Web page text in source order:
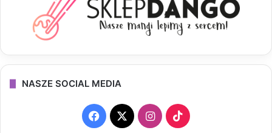
NASZE SOCIAL MEDIA
F
X
I
T